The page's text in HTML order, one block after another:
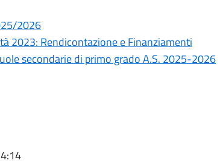
2026
2023: Rendicontazione e Finanziamenti
secondarie di primo grado A.S. 2025-2026